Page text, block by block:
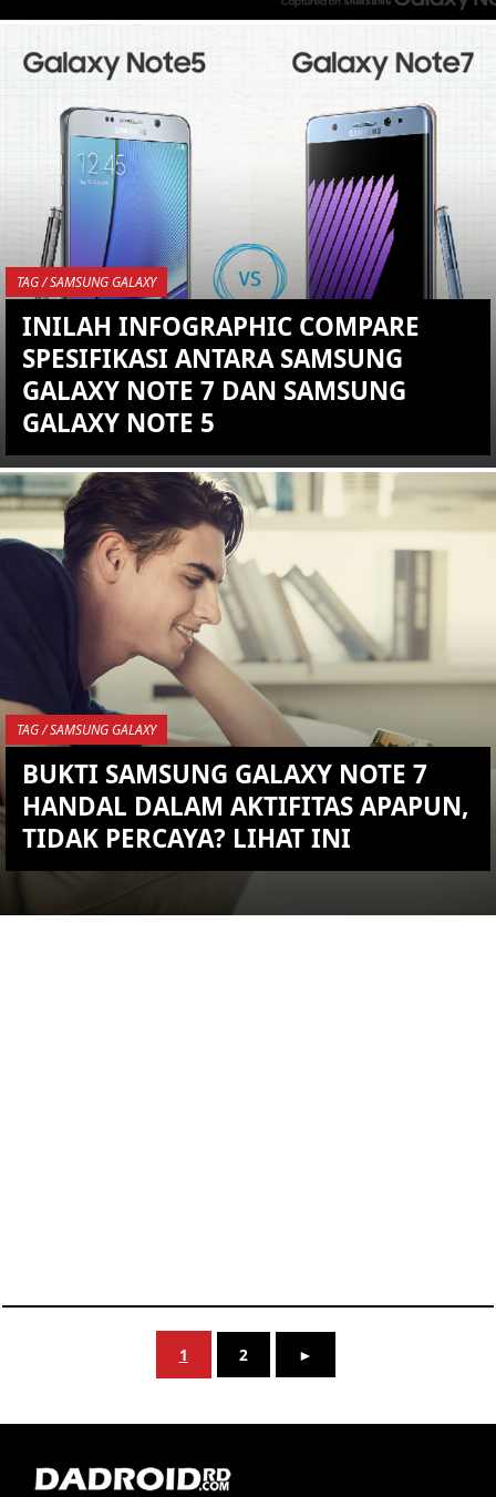
YOU ARE VIEWING MOST
RECENT POST
TAG / SAMSUNG GALAXY
INILAH INFOGRAPHIC COMPARE
SPESIFIKASI ANTARA SAMSUNG
GALAXY NOTE 7 DAN SAMSUNG
GALAXY NOTE 5
KEMBALI KE ATAS
YOU ARE VIEWING MOST
TAG / SAMSUNG GALAXY
BUKTI SAMSUNG GALAXY NOTE 7
HANDAL DALAM AKTIFITAS APAPUN,
TIDAK PERCAYA? LIHAT INI
1 2 ►